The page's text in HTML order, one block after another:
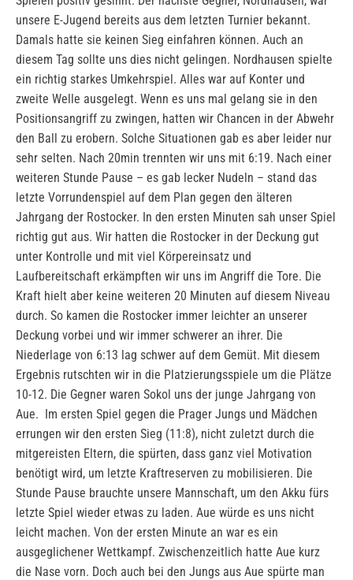
unsere E-Jugend bereits aus dem letzten Turnier bekannt.
Damals hatte sie keinen Sieg einfahren können. Auch an
diesem Tag sollte uns dies nicht gelingen. Nordhausen spielte
ein richtig starkes Umkehrspiel. Alles war auf Konter und
zweite Welle ausgelegt. Wenn es uns mal gelang sie in den
Positionsangriff zu zwingen, hatten wir Chancen in der Abwehr
den Ball zu erobern. Solche Situationen gab es aber leider nur
sehr selten. Nach 20min trennten wir uns mit 6:19. Nach einer
weiteren Stunde Pause – es gab lecker Nudeln – stand das
letzte Vorrundenspiel auf dem Plan gegen den älteren
Jahrgang der Rostocker. In den ersten Minuten sah unser Spiel
richtig gut aus. Wir hatten die Rostocker in der Deckung gut
unter Kontrolle und mit viel Körpereinsatz und
Laufbereitschaft erkämpften wir uns im Angriff die Tore. Die
Kraft hielt aber keine weiteren 20 Minuten auf diesem Niveau
durch. So kamen die Rostocker immer leichter an unserer
Deckung vorbei und wir immer schwerer an ihrer. Die
Niederlage von 6:13 lag schwer auf dem Gemüt. Mit diesem
Ergebnis rutschten wir in die Platzierungsspiele um die Plätze
10-12. Die Gegner waren Sokol uns der junge Jahrgang von
Aue. Im ersten Spiel gegen die Prager Jungs und Mädchen
errungen wir den ersten Sieg (11:8), nicht zuletzt durch die
mitgereisten Eltern, die spürten, dass ganz viel Motivation
benötigt wird, um letzte Kraftreserven zu mobilisieren. Die
Stunde Pause brauchte unsere Mannschaft, um den Akku fürs
letzte Spiel wieder etwas zu laden. Aue würde es uns nicht
leicht machen. Von der ersten Minute an war es ein
ausgeglichener Wettkampf. Zwischenzeitlich hatte Aue kurz
die Nase vorn. Doch auch bei den Jungs aus Aue spürte man